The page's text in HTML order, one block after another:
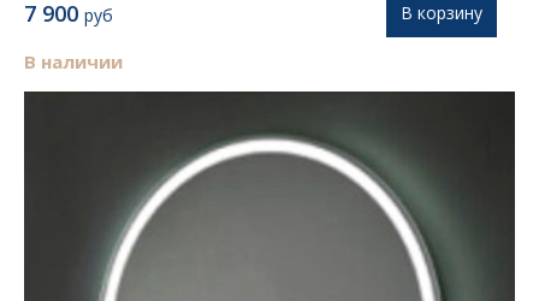
7 900 руб
В наличии
В корзину